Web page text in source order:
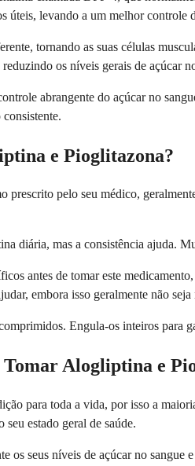
úteis, levando a um melhor controle
tornando as suas células
os níveis gerais de açúcar
abrangente do açúcar no
consistente.
e Pioglitazona?
prescrito pelo seu médico,
diária, mas a consistência ajuda.
antes de tomar este
embora isso geralmente não seja
Engula-os inteiros para
Alogliptina e
para toda a vida, por isso a
estado geral de saúde.
os seus níveis de açúcar no sangue